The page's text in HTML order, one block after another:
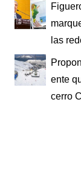
las
ente
cerro